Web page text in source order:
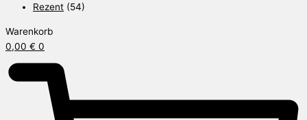
Rezent (54)
Warenkorb
0,00 € 0